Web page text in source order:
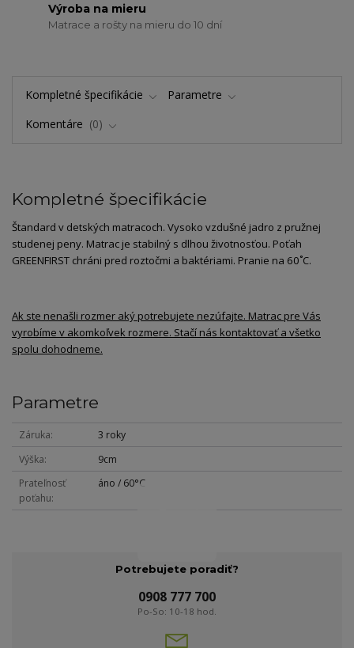
Výroba na mieru
Matrace a rošty na mieru do 10 dní
Kompletné špecifikácie
Parametre
Komentáre
0
Kompletné špecifikácie
Štandard v detských matracoch. Vysoko vzdušné jadro z pružnej
studenej peny. Matrac je stabilný s dlhou životnosťou. Poťah
GREENFIRST chráni pred roztočmi a baktériami. Pranie na 60˚C.
Ak ste nenašli rozmer aký potrebujete nezúfajte. Matrac pre Vás
vyrobíme v akomkoľvek rozmere. Stačí nás kontaktovať a všetko
spolu dohodneme.
Parametre
Záruka
3 roky
Výška
9cm
Prateľnosť
poťahu
áno / 60°C
Potrebujete poradiť?
0908 777 700
Po-So: 10-18 hod.